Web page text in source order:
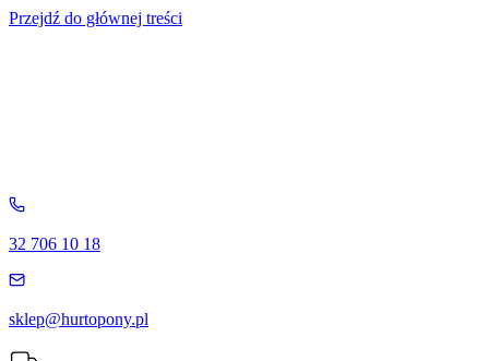
Przejdź do głównej treści
32 706 10 18
sklep@hurtopony.pl